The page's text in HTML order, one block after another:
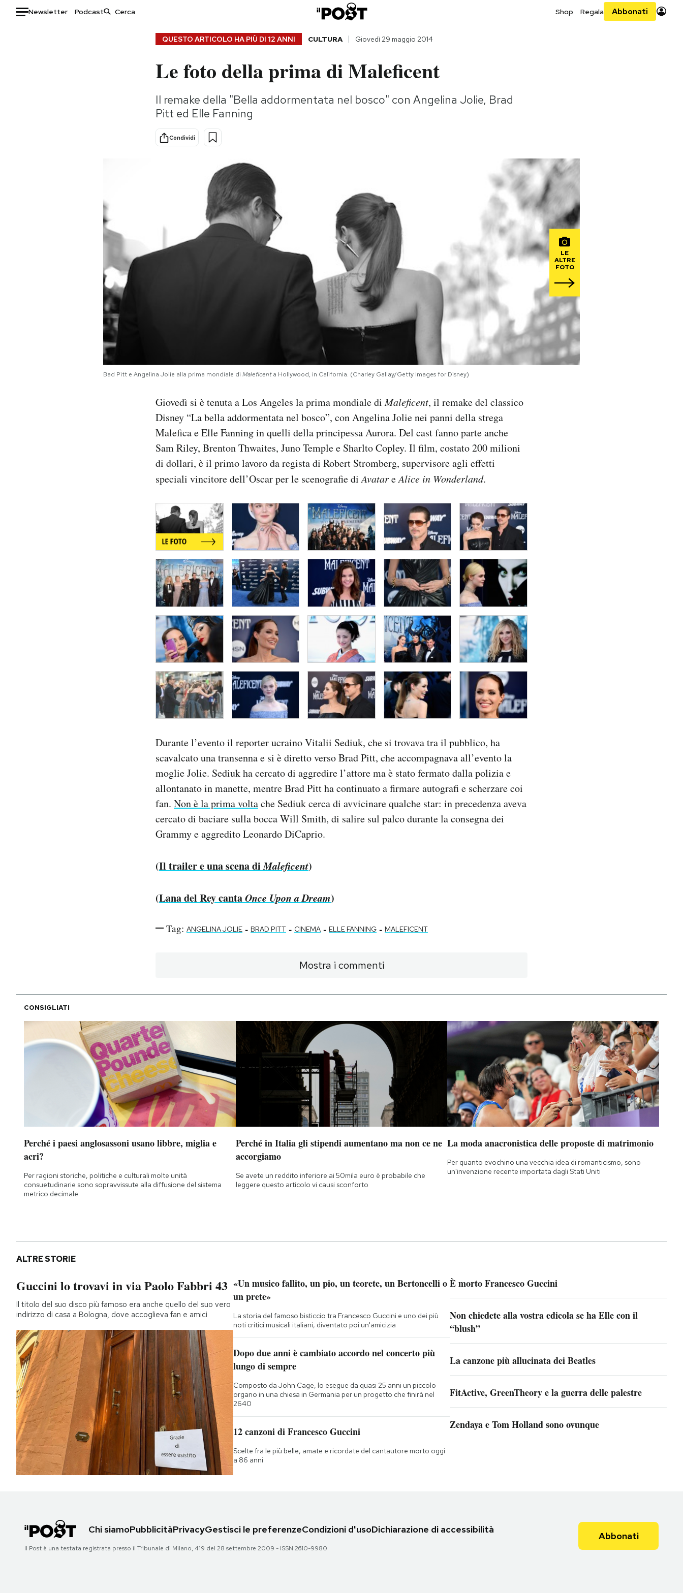
Newsletter Podcast Shop Regala Abbonati
Consumismi
Storie/Idee
Ok Boomer!
QUESTO ARTICOLO HA PIÙ DI 12 ANNI CULTURA Giovedì 29 maggio 2014
Le foto della prima di Maleficent
Il remake della "Bella addormentata nel bosco" con Angelina Jolie, Brad
Pitt ed Elle Fanning
Condividi
LE
ALTRE
FOTO
Bad Pitt e Angelina Jolie alla prima mondiale di Maleficenta Hollywood, in California. (Charley Gallay/Getty Images for Disney)
Giovedì si è tenuta a Los Angeles la prima mondiale diMaleficent, il remake del classico
Disney “La bella addormentata nel bosco”, con Angelina Jolie nei panni della strega
Malefica e Elle Fanning in quelli della principessa Aurora. Del cast fanno parte anche
Sam Riley, Brenton Thwaites, Juno Temple e Sharlto Copley. Il film, costato 200 milioni
di dollari, è il primo lavoro da regista di Robert Stromberg, supervisore agli effetti
speciali vincitore dell’Oscar per le scenografie diAvatareAlice in Wonderland.
Durante l’evento il reporter ucraino Vitalii Sediuk, che si trovava tra il pubblico, ha
scavalcato una transenna e si è diretto verso Brad Pitt, che accompagnava all’evento la
moglie Jolie. Sediuk ha cercato di aggredire l’attore ma è stato fermato dalla polizia e
allontanato in manette, mentre Brad Pitt ha continuato a firmare autografi e scherzare coi
fan. Non è la prima voltache Sediuk cerca di avvicinare qualche star: in precedenza aveva
cercato di baciare sulla bocca Will Smith, di salire sul palco durante la consegna dei
Grammy e aggredito Leonardo DiCaprio.
(Il trailer e una scena diMaleficent)
(Lana del Rey cantaOnce Upon a Dream)
Tag: ANGELINA JOLIE - BRAD PITT - CINEMA - ELLE FANNING - MALEFICENT
Mostra i commenti
CONSIGLIATI
Perché i paesi anglosassoni usano libbre, miglia e
acri?
Per ragioni storiche, politiche e culturali molte unità
consuetudinarie sono sopravvissute alla diffusione del sistema
metrico decimale
Perché in Italia gli stipendi aumentano ma non ce ne
accorgiamo
Se avete un reddito inferiore ai 50mila euro è probabile che
leggere questo articolo vi causi sconforto
La moda anacronistica delle proposte di matrimonio
Per quanto evochino una vecchia idea di romanticismo, sono
un'invenzione recente importata dagli Stati Uniti
ALTRE STORIE
Guccini lo trovavi in via Paolo Fabbri 43
Il titolo del suo disco più famoso era anche quello del suo vero
indirizzo di casa a Bologna, dove accoglieva fan e amici
«Un musico fallito, un pio, un teorete, un Bertoncelli o
un prete»
La storia del famoso bisticcio tra Francesco Guccini e uno dei più
noti critici musicali italiani, diventato poi un'amicizia
Dopo due anni è cambiato accordo nel concerto più
lungo di sempre
Composto da John Cage, lo esegue da quasi 25 anni un piccolo
organo in una chiesa in Germania per un progetto che finirà nel
2640
12 canzoni di Francesco Guccini
Scelte fra le più belle, amate e ricordate del cantautore morto oggi
a 86 anni
È morto Francesco Guccini
Non chiedete alla vostra edicola se ha Elle con il
“blush”
La canzone più allucinata dei Beatles
FitActive, GreenTheory e la guerra delle palestre
Zendaya e Tom Holland sono ovunque
Chi siamoPubblicitàPrivacyGestisci le preferenzeCondizioni d'usoDichiarazione di accessibilità
Il Post è una testata registrata presso il Tribunale di Milano, 419 del 28 settembre 2009 - ISSN 2610-9980
Abbonati